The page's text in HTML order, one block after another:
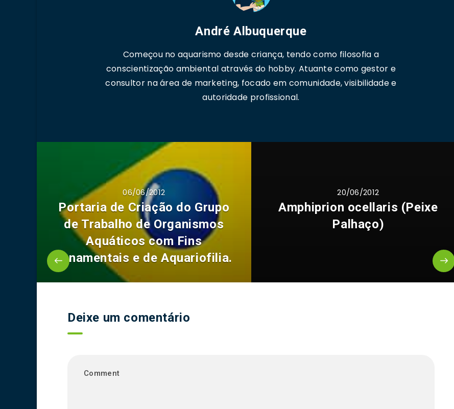
André Albuquerque
Começou no aquarismo desde criança, tendo como filosofia a
conscientização ambiental através do hobby. Atuante como gestor e
consultor na área de marketing, focado em comunidade, visibilidade e
autoridade profissional.
06/06/2012
Portaria de Criação do Grupo
de Trabalho de Organismos
Aquáticos com Fins
Ornamentais e de Aquariofilia.
20/06/2012
Amphiprion ocellaris (Peixe
Palhaço)
Deixe um comentário